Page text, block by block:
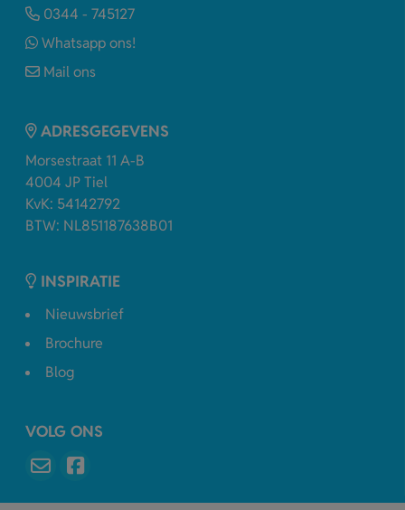
0344 - 745127
Whatsapp ons!
Mail ons
ADRESGEGEVENS
Morsestraat 11 A-B
4004 JP Tiel
KvK: 54142792
BTW: NL851187638B01
INSPIRATIE
Nieuwsbrief
Brochure
Blog
VOLG ONS